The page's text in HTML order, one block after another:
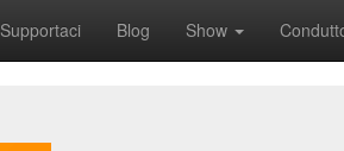
Supportaci Blog Show